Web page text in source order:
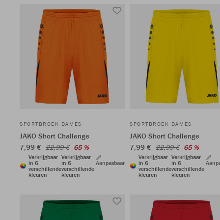
SPORTBROEK DAMES
JAKO Short Challenge
7,99 € 22,99 € 65 %
Verkrijgbaar
in 6
verschillende
kleuren
Verkrijgbaar
in 6
verschillende
kleuren
Aanpasbaar
SPORTBROEK DAMES
JAKO Short Challenge
7,99 € 22,99 € 65 %
Verkrijgbaar
in 6
verschillende
kleuren
Verkrijgbaar
in 6
verschillende
kleuren